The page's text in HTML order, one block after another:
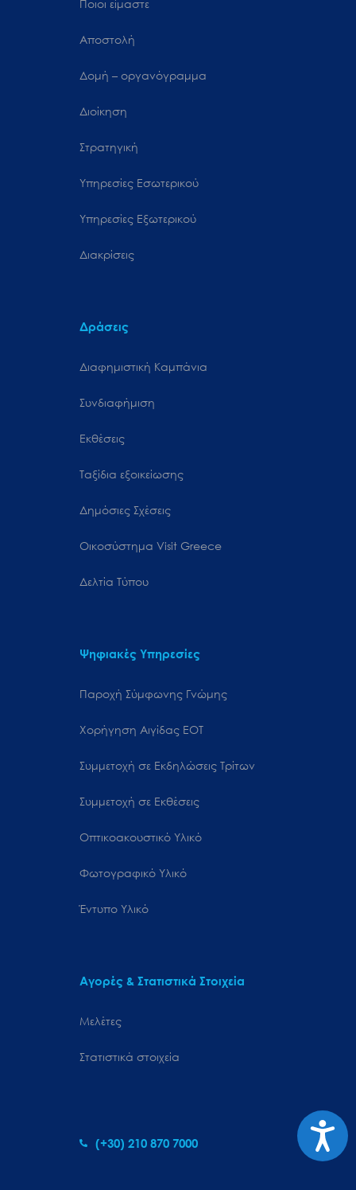
Ποιοι είμαστε
Αποστολή
Δομή – οργανόγραμμα
Διοίκηση
Στρατηγική
Υπηρεσίες Εσωτερικού
Υπηρεσίες Εξωτερικού
Διακρίσεις
Δράσεις
Διαφημιστική Καμπάνια
Συνδιαφήμιση
Εκθέσεις
Ταξίδια εξοικείωσης
Δημόσιες Σχέσεις
Oικοσύστημα Visit Greece
Δελτία Τύπου
Ψηφιακές Υπηρεσίες
Παροχή Σύμφωνης Γνώμης
Χορήγηση Αιγίδας ΕΟΤ
Συμμετοχή σε Εκδηλώσεις Τρίτων
Συμμετοχή σε Εκθέσεις
Οπτικοακουστικό Υλικό
Φωτογραφικό Υλικό
Έντυπο Υλικό
Αγορές & Στατιστικά Στοιχεία
Μελέτες
Στατιστικά στοιχεία
(+30) 210 870 7000